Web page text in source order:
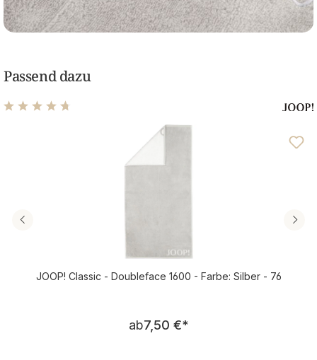
Passend dazu
Durchschnittliche Bewertung von 4.64 von 5 Sternen
JOOP! Classic - Doubleface 1600 - Farbe: Silber - 76
Regulärer Preis:
ab7,50 €*